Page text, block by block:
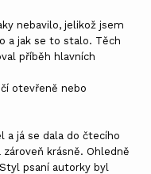
nebavilo, jelikož jsem
a jak se to stalo. Těch
příběh hlavních
otevřeně nebo
a já se dala do čtecího
krásně. Ohledně
psaní autorky byl